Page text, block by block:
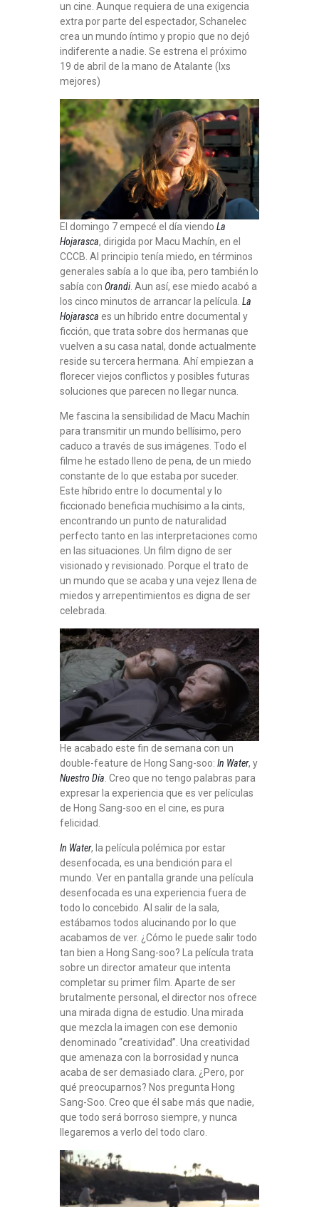
un cine. Aunque requiera de una exigencia
extra por parte del espectador, Schanelec
crea un mundo íntimo y propio que no dejó
indiferente a nadie. Se estrena el próximo
19 de abril de la mano de Atalante (lxs
mejores)
El domingo 7 empecé el día viendo La
Hojarasca, dirigida por Macu Machín, en el
CCCB. Al principio tenía miedo, en términos
generales sabía a lo que iba, pero también lo
sabía con Orandi. Aun así, ese miedo acabó a
los cinco minutos de arrancar la película. La
Hojarasca es un híbrido entre documental y
ficción, que trata sobre dos hermanas que
vuelven a su casa natal, donde actualmente
reside su tercera hermana. Ahí empiezan a
florecer viejos conflictos y posibles futuras
soluciones que parecen no llegar nunca.
Me fascina la sensibilidad de Macu Machín
para transmitir un mundo bellísimo, pero
caduco a través de sus imágenes. Todo el
filme he estado lleno de pena, de un miedo
constante de lo que estaba por suceder.
Este híbrido entre lo documental y lo
ficcionado beneficia muchísimo a la cints,
encontrando un punto de naturalidad
perfecto tanto en las interpretaciones como
en las situaciones. Un film digno de ser
visionado y revisionado. Porque el trato de
un mundo que se acaba y una vejez llena de
miedos y arrepentimientos es digna de ser
celebrada.
He acabado este fin de semana con un
double-feature de Hong Sang-soo: In Water, y
Nuestro Día . Creo que no tengo palabras para
expresar la experiencia que es ver películas
de Hong Sang-soo en el cine, es pura
felicidad.
In Water, la película polémica por estar
desenfocada, es una bendición para el
mundo. Ver en pantalla grande una película
desenfocada es una experiencia fuera de
todo lo concebido. Al salir de la sala,
estábamos todos alucinando por lo que
acabamos de ver. ¿Cómo le puede salir todo
tan bien a Hong Sang-soo? La película trata
sobre un director amateur que intenta
completar su primer film. Aparte de ser
brutalmente personal, el director nos ofrece
una mirada digna de estudio. Una mirada
que mezcla la imagen con ese demonio
denominado “creatividad”. Una creatividad
que amenaza con la borrosidad y nunca
acaba de ser demasiado clara. ¿Pero, por
qué preocuparnos? Nos pregunta Hong
Sang-Soo. Creo que él sabe más que nadie,
que todo será borroso siempre, y nunca
llegaremos a verlo del todo claro.